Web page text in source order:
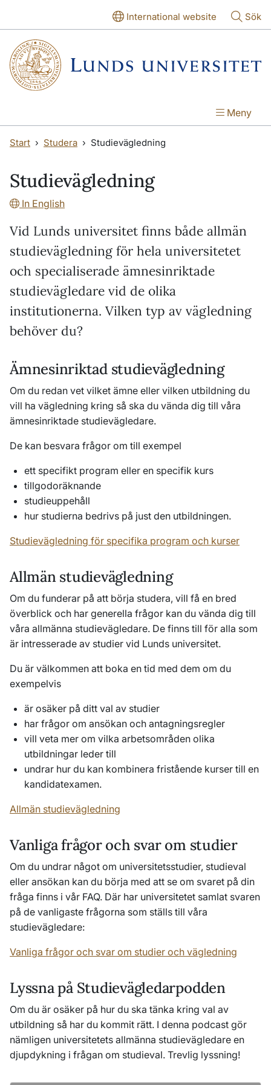
International website Sök
Meny
Start Studera Studievägledning
Studievägledning
In English
Vid Lunds universitet finns både allmän
studievägledning för hela universitetet
och specialiserade ämnesinriktade
studievägledare vid de olika
institutionerna. Vilken typ av vägledning
behöver du?
Ämnesinriktad studievägledning
Om du redan vet vilket ämne eller vilken utbildning du
vill ha vägledning kring så ska du vända dig till våra
ämnesinriktade studievägledare.
De kan besvara frågor om till exempel
ett specifikt program eller en specifik kurs
tillgodoräknande
studieuppehåll
hur studierna bedrivs på just den utbildningen.
Studievägledning för specifika program och kurser
Allmän studievägledning
Om du funderar på att börja studera, vill få en bred
överblick och har generella frågor kan du vända dig till
våra allmänna studievägledare. De finns till för alla som
är intresserade av studier vid Lunds universitet.
Du är välkommen att boka en tid med dem om du
exempelvis
är osäker på ditt val av studier
har frågor om ansökan och antagningsregler
vill veta mer om vilka arbetsområden olika
utbildningar leder till
undrar hur du kan kombinera fristående kurser till en
kandidatexamen.
Allmän studievägledning
Vanliga frågor och svar om studier
Om du undrar något om universitetsstudier, studieval
eller ansökan kan du börja med att se om svaret på din
fråga finns i vår FAQ. Där har universitetet samlat svaren
på de vanligaste frågorna som ställs till våra
studievägledare:
Vanliga frågor och svar om studier och vägledning
Lyssna på Studievägledarpodden
Om du är osäker på hur du ska tänka kring val av
utbildning så har du kommit rätt. I denna podcast gör
nämligen universitetets allmänna studievägledare en
djupdykning i frågan om studieval. Trevlig lyssning!